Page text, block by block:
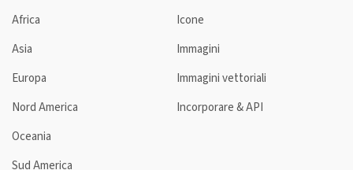
Africa
Asia
Europa
Nord America
Oceania
Sud America
Icone
Immagini
Immagini vettoriali
Incorporare & API